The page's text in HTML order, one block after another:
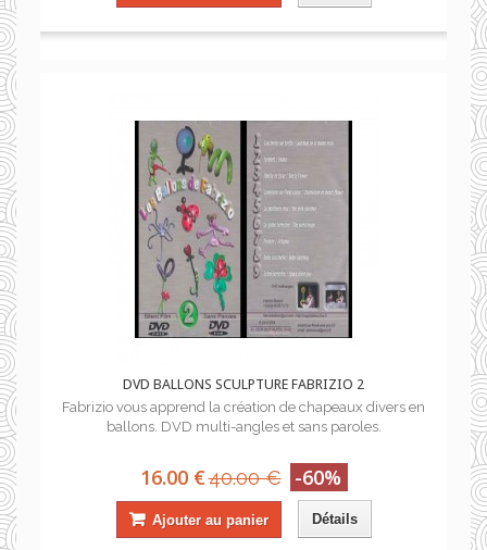
DVD BALLONS SCULPTURE FABRIZIO 2
Fabrizio vous apprend la création de chapeaux divers en
ballons. DVD multi-angles et sans paroles.
16.00 €40.00 € -60%
Ajouter au panier Détails